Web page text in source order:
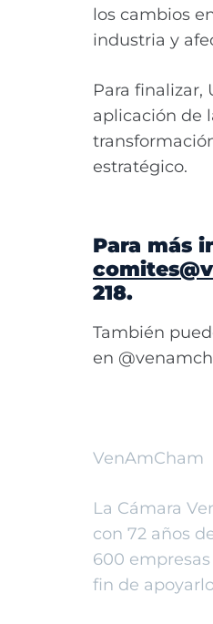
los cambios
industria y
Para finalizar,
aplicación de
estratégico.
Para más
218.
También
en
VenAmCham
La Cámara
con 72 años
600
fin de